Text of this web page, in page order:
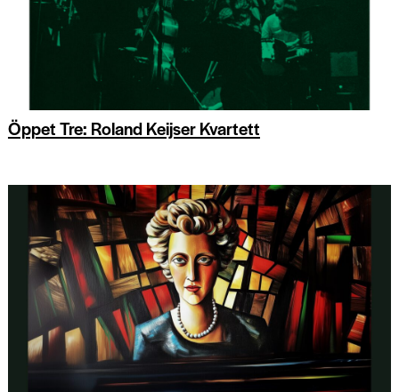
Öppet Tre: Roland Keijser Kvartett